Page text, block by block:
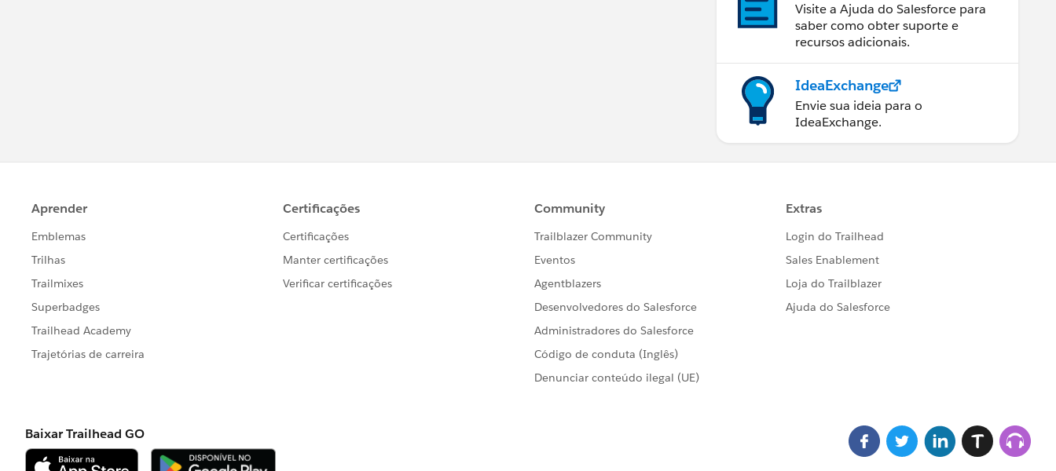
Visite a Ajuda do Salesforce para
saber como obter suporte e
recursos adicionais.
IdeaExchange
Envie sua ideia para o
IdeaExchange.